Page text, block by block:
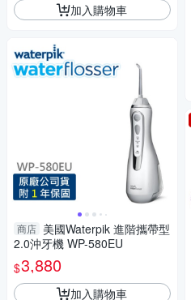
加入購物車
商店 美國Waterpik 進階攜帶型
2.0沖牙機 WP-580EU
$3,880
加入購物車